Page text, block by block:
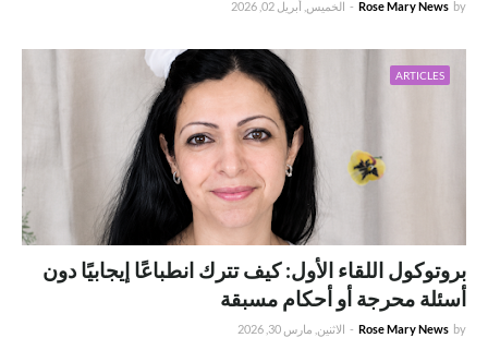
by
Rose Mary News
- الخميس, أبريل 02, 2026
ARTICLES
بروتوكول اللقاء الأول: كيف تترك انطباعًا إيجابيًا دون
أسئلة محرجة أو أحكام مسبقة
by
Rose Mary News
- الاثنين, مارس 30, 2026